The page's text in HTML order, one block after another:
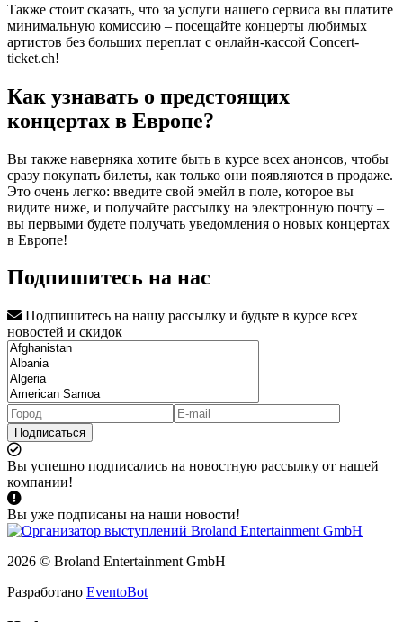
Также стоит сказать, что за услуги нашего сервиса вы платите
минимальную комиссию – посещайте концерты любимых
артистов без больших переплат с онлайн-кассой Concert-
ticket.ch!
Как узнавать о предстоящих
концертах в Европе?
Вы также наверняка хотите быть в курсе всех анонсов, чтобы
сразу покупать билеты, как только они появляются в продаже.
Это очень легко: введите свой эмейл в поле, которое вы
видите ниже, и получайте рассылку на электронную почту –
вы первыми будете получать уведомления о новых концертах
в Европе!
Подпишитесь на нас
Подпишитесь на нашу рассылку и будьте в курсе всех
новостей и скидок
Подписаться
Вы успешно подписались на новостную рассылку от нашей
компании!
Вы уже подписаны на наши новости!
2026 © Broland Entertainment GmbH
Разработано EventoBot